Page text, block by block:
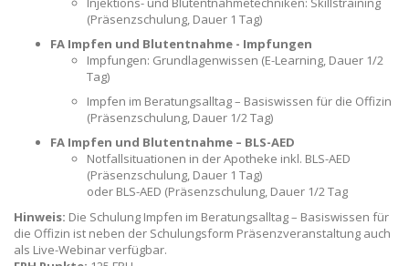
(Präsenzschulung, Dauer 1 Tag)
FA Impfen und Blutentnahme - Impfungen
Impfungen: Grundlagenwissen (E-Learning, Dauer 1/2
Tag)
Impfen im Beratungsalltag – Basiswissen für die Offizin
(Präsenzschulung, Dauer 1/2 Tag)
FA Impfen und Blutentnahme – BLS-AED
Notfallsituationen in der Apotheke inkl. BLS-AED
(Präsenzschulung, Dauer 1 Tag)
oder BLS-AED (Präsenzschulung, Dauer 1/2 Tag
Hinweis: Die Schulung Impfen im Beratungsalltag – Basiswissen für
die Offizin ist neben der Schulungsform Präsenzveranstaltung auch
als Live-Webinar verfügbar.